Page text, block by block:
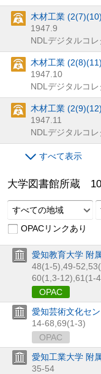
木材工業
1947.9
NDLデジタルコ
木材工業
1947.10
NDLデジタルコ
木材工業
1947.11
NDLデジタルコ
すべて表示
大学図書館所蔵
すべての地域
OPACリンクあり
愛知教育大学 附
48(1-5), 49-52,
60(1, 3-12), 61(1-4,
OPAC
愛知芸術文化セ
14-68, 69(1-3)
OPAC
愛知工業大学 附
35-54